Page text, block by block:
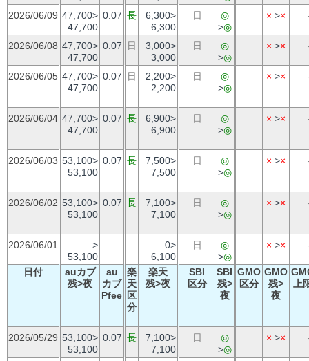
2026/06/09 47,700>
47,700
0.07 長
6,300>
6,300
日
◎
>◎
× >×
2026/06/08 47,700>
47,700
0.07 日
3,000>
3,000
日
◎
>◎
× >×
2026/06/05 47,700>
47,700
0.07 日
2,200>
2,200
日
◎
>◎
× >×
2026/06/04 47,700>
47,700
0.07 長
6,900>
6,900
日
◎
>◎
× >×
2026/06/03 53,100>
53,100
0.07 長
7,500>
7,500
日
◎
>◎
× >×
2026/06/02 53,100>
53,100
0.07 長
7,100>
7,100
日
◎
>◎
× >×
2026/06/01
>
53,100
0>
6,100
日
◎
>◎
× >×
日付
auカブ
残>夜
au
カブ
Pfee
楽
天
区
分
楽天
残>夜
SBI
区分
SBI
残>
夜
GMO
区分
GMO
残>
夜
上
2026/05/29 53,100>
53,100
0.07 長
7,100>
7,100
日
◎
>◎
× >×